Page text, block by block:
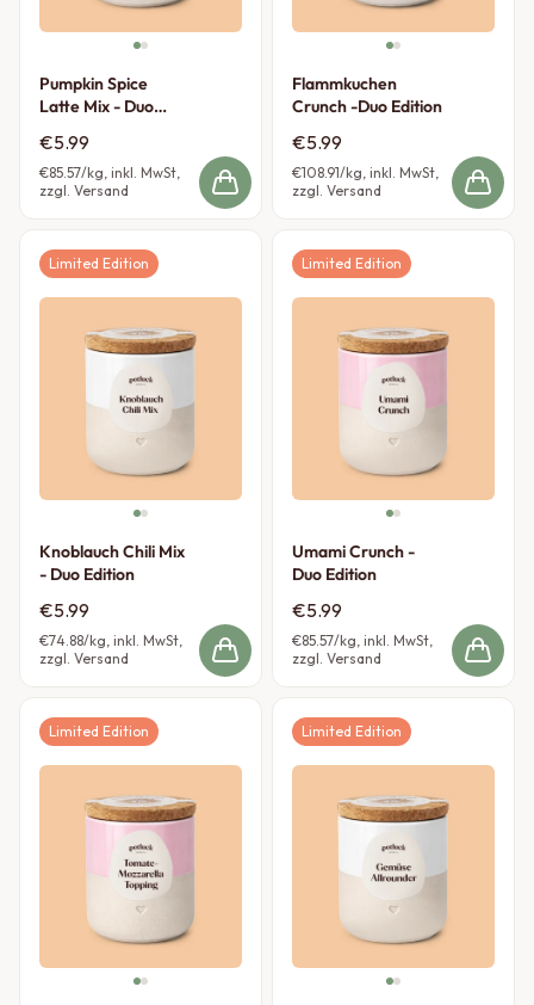
Pumpkin Spice
Latte Mix - Duo
€5.99
€85.57/kg, inkl. MwSt,
zzgl. Versand
Flammkuchen
Crunch -Duo Edition
€5.99
€108.91/kg, inkl. MwSt,
zzgl. Versand
Limited Edition
Knoblauch Chili Mix
- Duo Edition
€5.99
€74.88/kg, inkl. MwSt,
zzgl. Versand
Limited Edition
Umami Crunch -
Duo Edition
€5.99
€85.57/kg, inkl. MwSt,
zzgl. Versand
Limited Edition Limited Edition